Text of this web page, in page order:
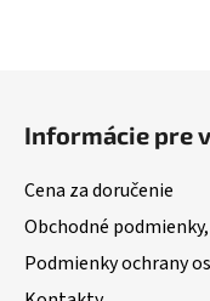
Informácie pre
Cena za doručenie
Obchodné
Podmienky ochrany